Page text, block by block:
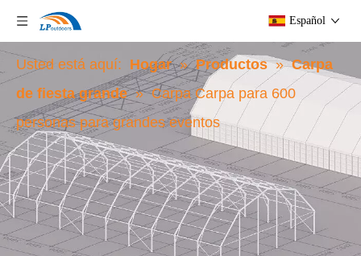
Español
Usted está aquí: Hogar » Productos » Carpa
de fiesta grande » Carpa Carpa para 600
personas para grandes eventos